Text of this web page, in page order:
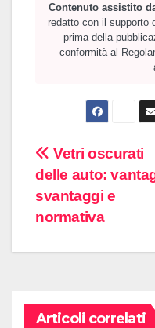
Contenuto assistito
redatto con il supporto
prima della
conformità al
articoli
Vetri oscurati
delle auto:
svantaggi e
normativa
Articoli correlati